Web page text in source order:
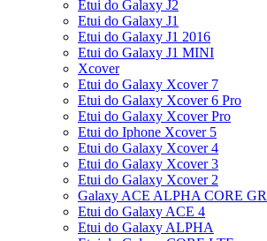
Etui do Galaxy J2
Etui do Galaxy J1
Etui do Galaxy J1 2016
Etui do Galaxy J1 MINI
Xcover
Etui do Galaxy Xcover 7
Etui do Galaxy Xcover 6 Pro
Etui do Galaxy Xcover Pro
Etui do Iphone Xcover 5
Etui do Galaxy Xcover 4
Etui do Galaxy Xcover 3
Etui do Galaxy Xcover 2
Galaxy ACE ALPHA CORE
Etui do Galaxy ACE 4
Etui do Galaxy ALPHA